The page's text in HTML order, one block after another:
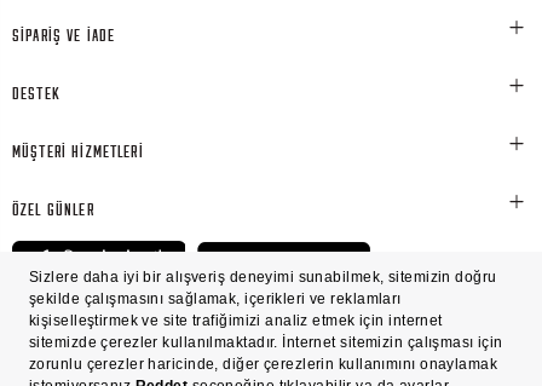
SİPARİŞ VE İADE
DESTEK
MÜŞTERİ HİZMETLERİ
ÖZEL GÜNLER
© Victoria's Secret Shaya Mağazacılık A.Ş. Franchise lisansı aracılığıyla işletilen ticari
markasıdır. Her hakkı saklıdır.